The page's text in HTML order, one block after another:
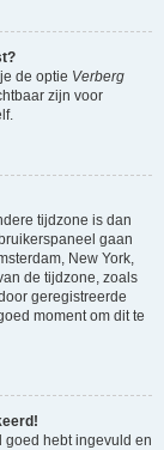
de optie Verberg
zijn voor
tijdzone is dan
gaan
New York,
de tijdzone, zoals
geregistreerde
moment om dit te
goed hebt ingevuld en